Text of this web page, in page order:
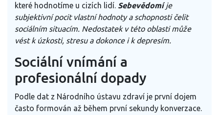
které hodnotíme u cizích lidí. Sebevědomíje
subjektivní pocit vlastní hodnoty a schopnosti čelit
sociálním situacím. Nedostatek v této oblasti může
vést k úzkosti, stresu a dokonce i k depresím.
Sociální vnímání a
profesionální dopady
Podle dat z Národního ústavu zdraví je první dojem
často formován až během první sekundy konverzace.